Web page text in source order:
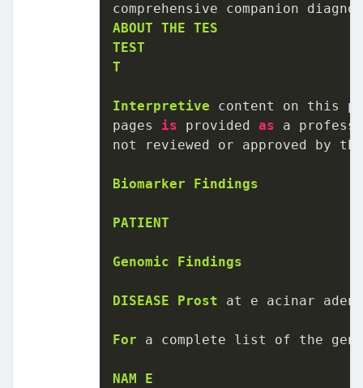
comprehensive companion
ABOUT THE TES
TEST
T
Interpretive content on this
pages is provided as a
not reviewed or approved by
Biomarker Findings
PATIENT
Genomic Findings
DISEASE Prost at e acinar
For a complete list of the
NAM E